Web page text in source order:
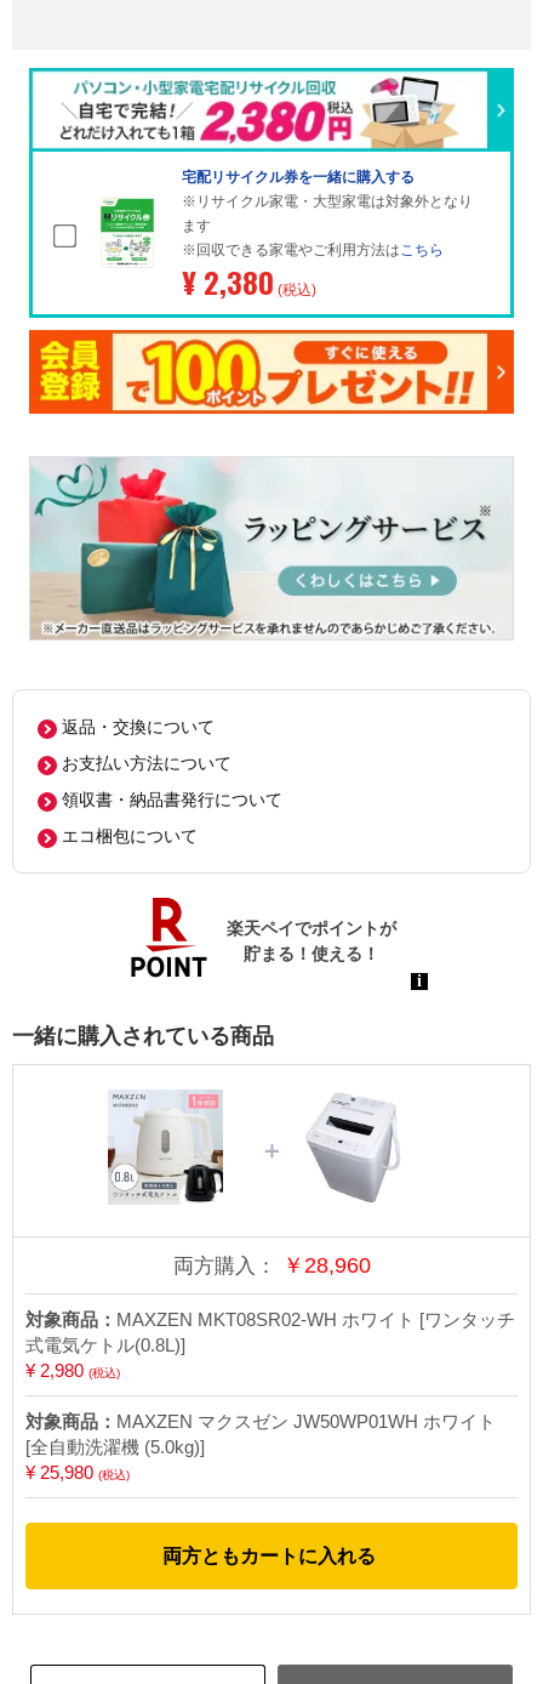
宅配リサイクル券を一緒に購入する
※リサイクル家電・大型家電は対象外となり
ます
※回収できる家電やご利用方法はこちら
¥ 2,380 (税込)
返品・交換について
お支払い方法について
領収書・納品書発行について
エコ梱包について
一緒に購入されている商品
＋
両方購入： ￥ 28,960
対象商品： MAXZEN MKT08SR02-WH ホワイト [ワンタッチ
式電気ケトル(0.8L)]
¥ 2,980 (税込)
対象商品： MAXZEN マクスゼン JW50WP01WH ホワイト
[全自動洗濯機 (5.0kg)]
¥ 25,980 (税込)
両方ともカートに入れる